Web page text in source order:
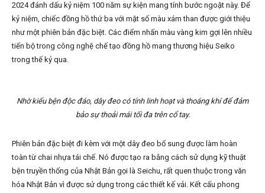
2024 đánh dấu kỷ niệm 100 năm sự kiện mang tính bước ngoặt này. Để
kỷ niệm, chiếc đồng hồ thứ ba với mặt số màu xám than được giới thiệu
như một phiên bản đặc biệt. Các điểm nhấn màu vàng kim gợi lên nhiều
tiến bộ trong công nghệ chế tạo đồng hồ mang thương hiệu Seiko
trong thế kỷ qua.
Nhờ kiểu bện độc đáo, dây đeo có tính linh hoạt và thoáng khí để đảm
bảo sự thoải mái tối đa trên cổ tay.
Phiên bản đặc biệt đi kèm với một dây đeo bổ sung được làm hoàn
toàn từ chai nhựa tái chế. Nó được tạo ra bằng cách sử dụng kỹ thuật
bện truyền thống của Nhật Bản gọi là Seichu, rất quen thuộc trong văn
hóa Nhật Bản vì được sử dụng trong các thiết kế vải. Kết cấu phong